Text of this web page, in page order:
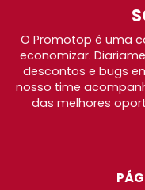
O Promotop é uma
economizar.
descontos e bugs
nosso time
das melhores